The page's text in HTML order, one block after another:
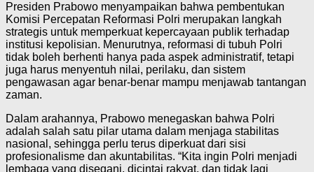
Presiden Prabowo menyampaikan bahwa pembentukan
Komisi Percepatan Reformasi Polri merupakan langkah
strategis untuk memperkuat kepercayaan publik terhadap
institusi kepolisian. Menurutnya, reformasi di tubuh Polri
tidak boleh berhenti hanya pada aspek administratif, tetapi
juga harus menyentuh nilai, perilaku, dan sistem
pengawasan agar benar-benar mampu menjawab tantangan
zaman.
Dalam arahannya, Prabowo menegaskan bahwa Polri
adalah salah satu pilar utama dalam menjaga stabilitas
nasional, sehingga perlu terus diperkuat dari sisi
profesionalisme dan akuntabilitas. “Kita ingin Polri menjadi
lembaga yang disegani, dicintai rakyat, dan tidak lagi